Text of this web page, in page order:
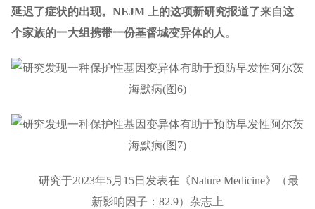
延迟了症状的出现。NEJM 上的这项新研究报道了来自这
个家族的一大组携带一份基督城变异体的人 。
研究于2023年5月15日发表在《Nature Medicine》（最
新影响因子：82.9）杂志上